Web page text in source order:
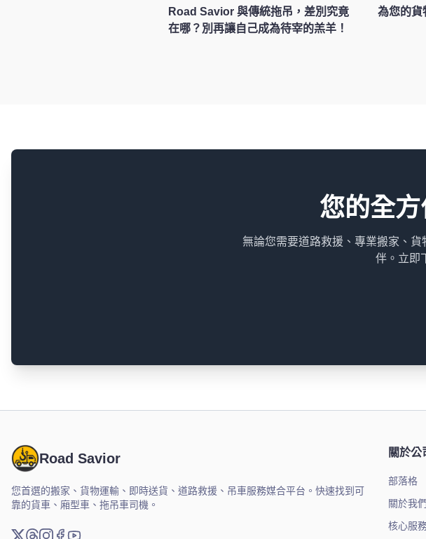
Road Savior 與傳統拖吊，差別究竟
在哪？別再讓自己成為待宰的羔羊！
為您的貨
您的全
無論您需要道路救援、專業搬家、
伴。立即
Road Savior
您首選的搬家、貨物運輸、即時送貨、道路救援、吊車服務媒合平台。快速找到可
靠的貨車、廂型車、拖吊車司機。
關於公
部落格
關於我們
核心服